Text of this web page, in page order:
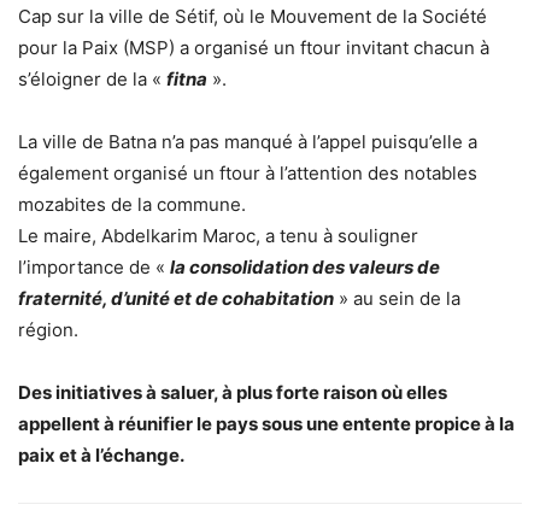
Cap sur la ville de Sétif, où le Mouvement de la Société
pour la Paix (MSP) a organisé un ftour invitant chacun à
s’éloigner de la « fitna ».
La ville de Batna n’a pas manqué à l’appel puisqu’elle a
également organisé un ftour à l’attention des notables
mozabites de la commune.
Le maire, Abdelkarim Maroc, a tenu à souligner
l’importance de « la consolidation des valeurs de
fraternité, d’unité et de cohabitation » au sein de la
région.
Des initiatives à saluer, à plus forte raison où elles
appellent à réunifier le pays sous une entente propice à la
paix et à l’échange.